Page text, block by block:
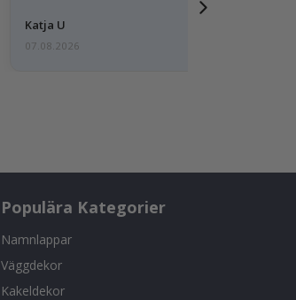
Katja U
07.08.2026
Populära Kategorier
Namnlappar
Väggdekor
Kakeldekor